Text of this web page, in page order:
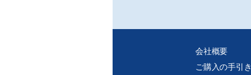
会社概要
ご購入の手引き